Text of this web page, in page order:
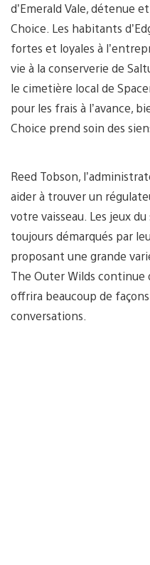
d’Emerald Vale, détenue
Choice. Les habitants
fortes et loyales à
vie à la conserverie de
le cimetière local de
pour les frais à l’avance,
Choice prend soin des
Reed Tobson,
aider à trouver un
votre vaisseau. Les jeux
toujours démarqués par
proposant une grande
The Outer Wilds continue
offrira beaucoup de
conversations.